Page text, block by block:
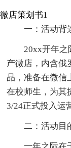
微店策划书1
一：活动背
20xx开年之
产微店，内含俄
品，准备在微信
在校师生，为其
3/24正式投入运
二：活动目